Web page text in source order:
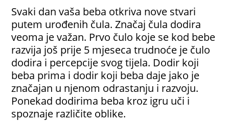
Svaki dan vaša beba otkriva nove stvari
putem urođenih čula. Značaj čula dodira
veoma je važan. Prvo čulo koje se kod bebe
razvija još prije 5 mjeseca trudnoće je čulo
dodira i percepcije svog tijela. Dodir koji
beba prima i dodir koji beba daje jako je
značajan u njenom odrastanju i razvoju.
Ponekad dodirima beba kroz igru uči i
spoznaje različite oblike.